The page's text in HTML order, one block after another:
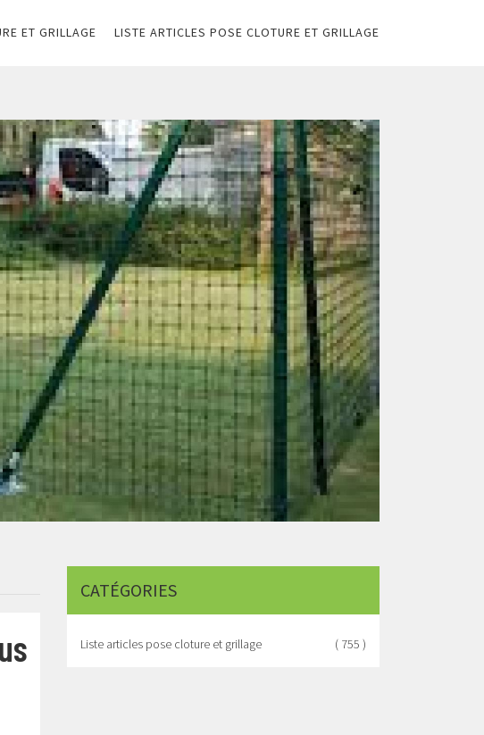
ET GRILLAGE LISTE ARTICLES POSE CLOTURE ET GRILLAGE
CATÉGORIES
Liste articles pose cloture et grillage ( 755 )